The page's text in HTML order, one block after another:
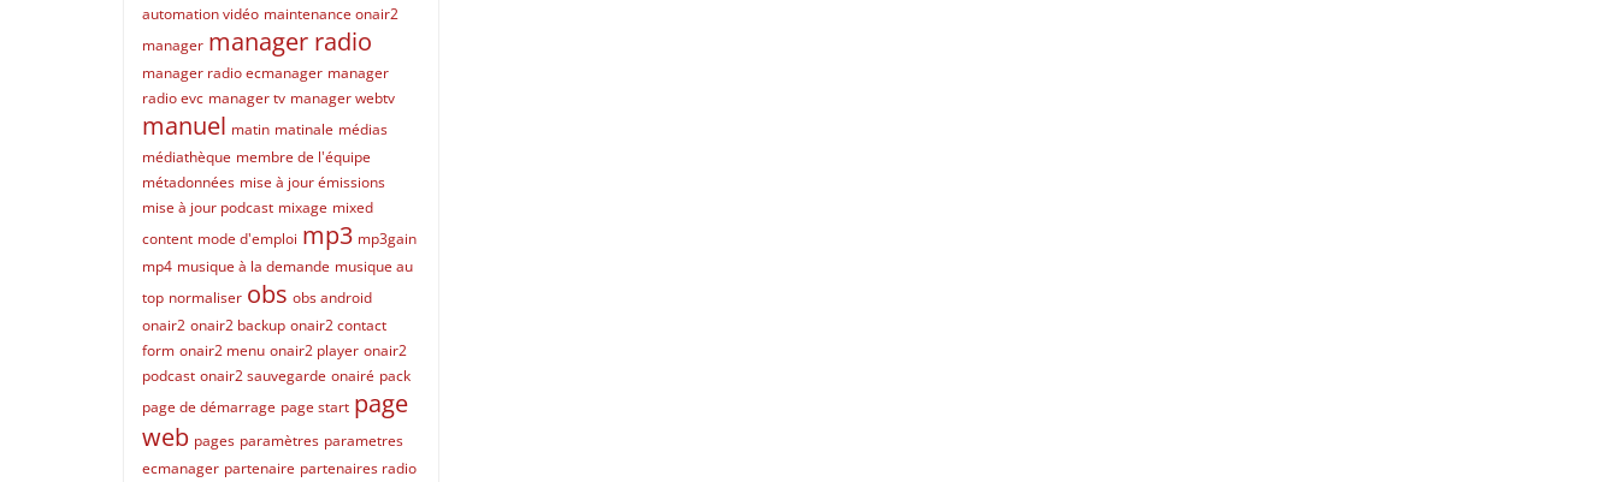
automation vidéo maintenance onair2
manager manager radio
manager radio ecmanager manager
radio evc manager tv manager webtv
manuel matin matinale médias
médiathèque membre de l'équipe
métadonnées mise à jour émissions
mise à jour podcast mixage mixed
content mode d'emploi mp3 mp3gain
mp4 musique à la demande musique au
top normaliser obs obs android
onair2 onair2 backup onair2 contact
form onair2 menu onair2 player onair2
podcast onair2 sauvegarde onairé pack
page de démarrage page start page
web pages paramètres parametres
ecmanager partenaire partenaires radio